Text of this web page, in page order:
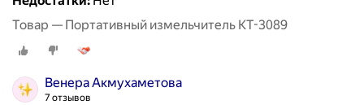
Товар — Портативный измельчитель КТ-3089
Венера Акмухаметова
7 отзывов